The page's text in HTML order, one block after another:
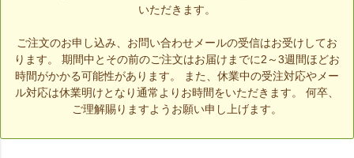
いただきます。
ご注文のお申し込み、お問い合わせメールの受信はお受けしてお
ります。 期間中とその前のご注文はお届けまでに2～3週間ほどお
時間がかかる可能性があります。 また、休業中の受注対応やメー
ル対応は休業明けとなり通常よりお時間をいただきます。 何卒、
ご理解賜りますようお願い申し上げます。